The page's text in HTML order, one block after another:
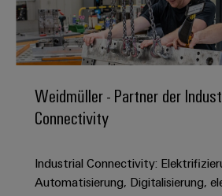
erlebbar
werden.
Datencenter
und
Produkte
für
effizient,
zuverlässig,
Anschlusstechnologie
DC-
u-
OS
Computing
Leiterplattenklemmen
Gehäusesysteme
und
komponenten
und
-
Fast
Delivery
Beratung
und
digitale
Vertrieb uns
Promotionfahrzeug
Distribution
für
unsere
Weidmüller
Zahlen
Fakten
Unser
Nachhaltigkeit
Stellen
für
Berufserfahrene
Für
Werkstudententätigkeiten
Weidmüller - Partner der
Connectivity
Industrial Connectivity:
Automatisierung, Digitalisierung,